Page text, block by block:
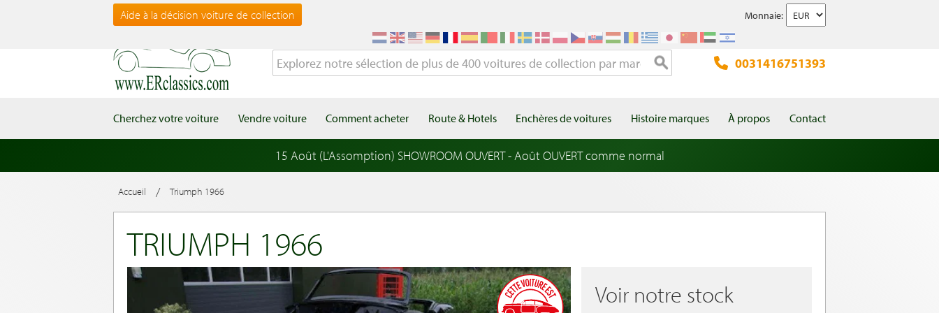
Aide à la décision voiture de collection Monnaie:
0031416751393
Cherchez votre voiture Vendre voiture Comment acheter Route & Hotels Enchères de voitures Histoire marques À propos Contact
15 Août (L'Assomption) SHOWROOM OUVERT - Août OUVERT comme normal
Accueil / Triumph 1966
TRIUMPH 1966
Voir notre stock